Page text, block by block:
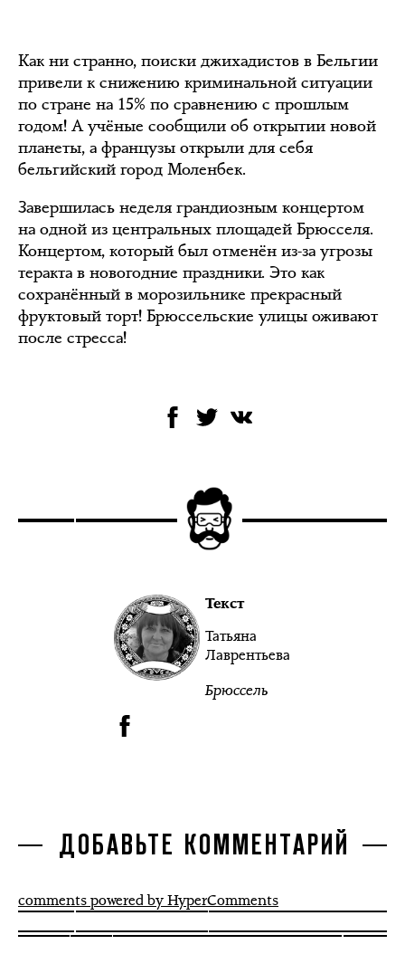
Как ни странно, поиски джихадистов в Бельгии
привели к снижению криминальной ситуации
по стране на 15% по сравнению с прошлым
годом! А учёные сообщили об открытии новой
планеты, а французы открыли для себя
бельгийский город Моленбек.
Завершилась неделя грандиозным концертом
на одной из центральных площадей Брюсселя.
Концертом, который был отменён из-за угрозы
теракта в новогодние праздники. Это как
сохранённый в морозильнике прекрасный
фруктовый торт! Брюссельские улицы оживают
после стресса!
Текст
Татьяна
Лаврентьева
Брюссель
ДОБАВЬТЕ КОММЕНТАРИЙ
comments powered by HyperComments